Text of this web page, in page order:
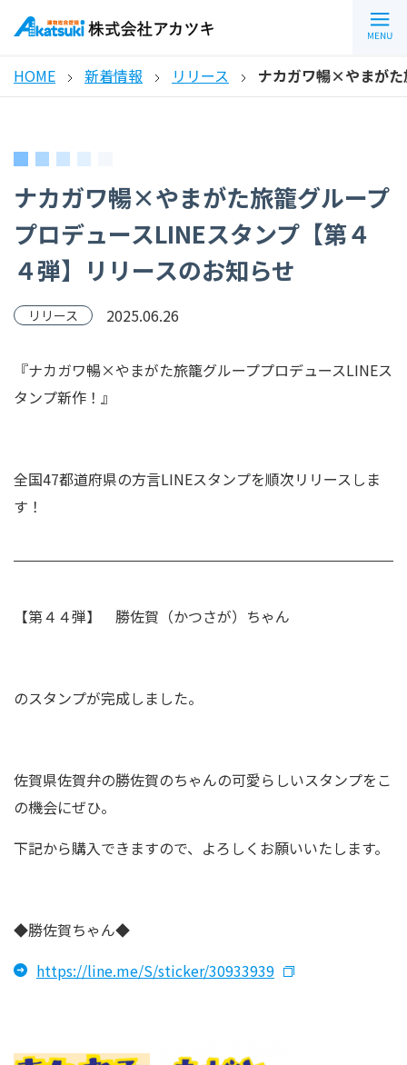
HOME 新着情報 リリース ナカガワ暢×やまがた
ナカガワ暢×やまがた旅籠グループ
プロデュースLINEスタンプ【第４
４弾】リリースのお知らせ
リリース 2025.06.26
『ナカガワ暢×やまがた旅籠グループプロデュースLINEス
タンプ新作！』
全国47都道府県の方言LINEスタンプを順次リリースしま
す！
【第４４弾】 勝佐賀（かつさが）ちゃん
のスタンプが完成しました。
佐賀県佐賀弁の勝佐賀のちゃんの可愛らしいスタンプをこ
の機会にぜひ。
下記から購入できますので、よろしくお願いいたします。
◆勝佐賀ちゃん◆
https://line.me/S/sticker/30933939